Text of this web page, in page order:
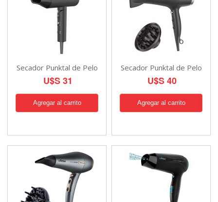
Secador Punktal de Pelo
U$S 31
Secador Punktal de Pelo
U$S 40